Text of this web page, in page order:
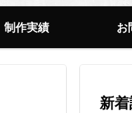
制作実績 お
新